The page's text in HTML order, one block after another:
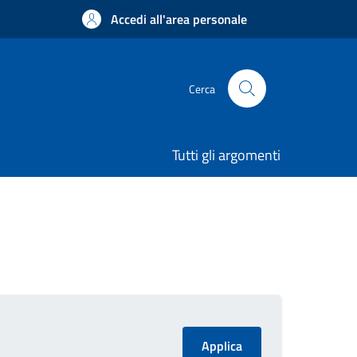
Accedi all'area personale
Cerca
Tutti gli argomenti